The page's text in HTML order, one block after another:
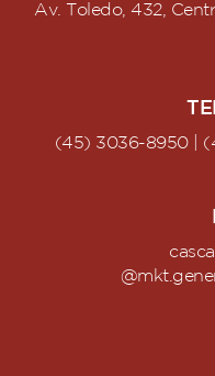
Av. Toledo, 432,
(45) 3036-8950 |